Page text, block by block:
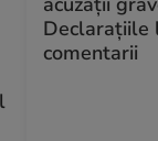
Declarațiile
comentarii